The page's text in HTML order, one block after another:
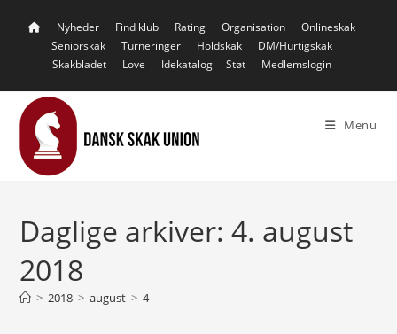
Nyheder Find klub Rating Organisation
Onlineskak
Seniorskak
Turneringer Holdskak
DM/Hurtigskak
Skakbladet
Love Idekatalog Støt Medlemslogin
Menu
Daglige arkiver: 4. august
2018
> 2018 > august > 4